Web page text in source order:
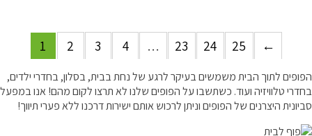
1 2 3 4 … 23 24 25 ←
הפופים לתוך הבית משמשים בעיקר לרגע של נחת בבית, בסלון, בחדרי ילדים,
בחדרי טלוויזיה ועוד. כשתשבו על הפופים שלנו לא תרצו לקום מהם! אנו במפעל
סביונית היצרנים של הפופים וניתן לרכוש אותם ישירות דרכנו ללא פערי תיווך!